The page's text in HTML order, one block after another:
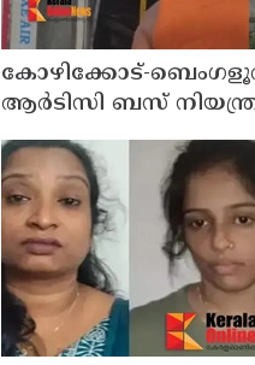
കോഴിക്കോട്-
ആര്‍ടിസി ബസ്
തലകീഴായി മറിഞ്ഞു;
കണ്ടക്ടര്‍ക്കും